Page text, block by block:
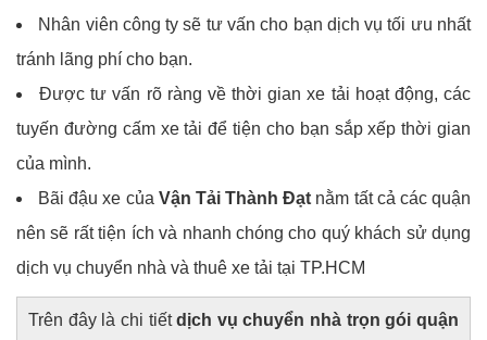
Nhân viên công ty sẽ tư vấn cho bạn dịch vụ tối ưu nhất
tránh lãng phí cho bạn.
Được tư vấn rõ ràng về thời gian xe tải hoạt động, các
tuyến đường cấm xe tải để tiện cho bạn sắp xếp thời gian
của mình.
Bãi đậu xe của Vận Tải Thành Đạt nằm tất cả các quận
nên sẽ rất tiện ích và nhanh chóng cho quý khách sử dụng
dịch vụ chuyển nhà và thuê xe tải tại TP.HCM
Trên đây là chi tiếtdịch vụ chuyển nhà trọn gói quận